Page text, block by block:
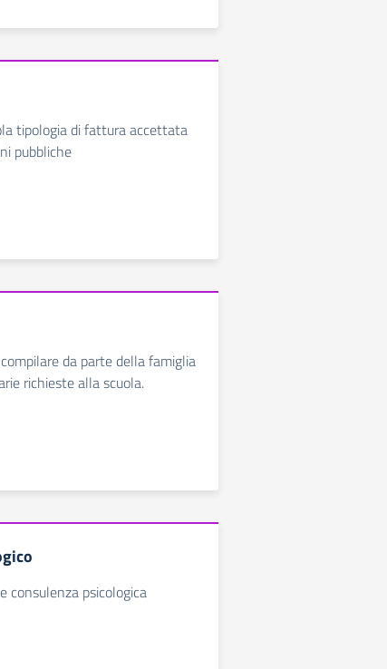
tipologia di fattura accettata
pubbliche
da parte della famiglia
richieste alla scuola.
consulenza psicologica